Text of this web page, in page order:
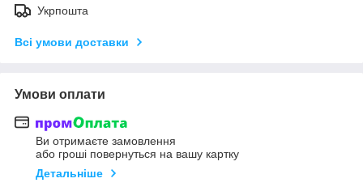
Укрпошта
Всі умови доставки
Умови оплати
Ви отримаєте замовлення
або гроші повернуться на вашу картку
Детальніше